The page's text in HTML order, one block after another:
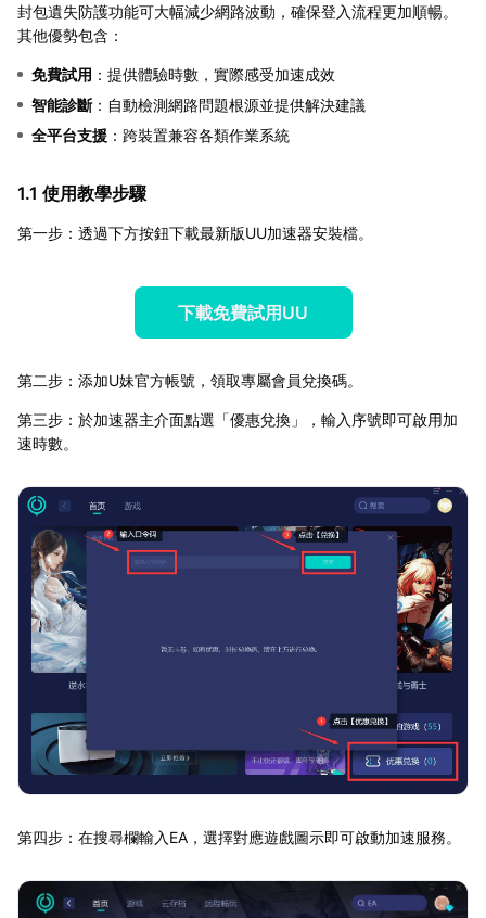
封包遺失防護功能可大幅減少網路波動，確保登入流程更加順暢。
其他優勢包含：
免費試用 ：提供體驗時數，實際感受加速成效
智能診斷：自動檢測網路問題根源並提供解決建議
全平台支援 ：跨裝置兼容各類作業系統
1.1 使用教學步驟
第一步：透過下方按鈕下載最新版UU加速器安裝檔。
下載免費試用UU
第二步：添加U妹官方帳號，領取專屬會員兌換碼。
第三步：於加速器主介面點選「優惠兌換」，輸入序號即可啟用加
速時數。
第四步：在搜尋欄輸入EA，選擇對應遊戲圖示即可啟動加速服務。